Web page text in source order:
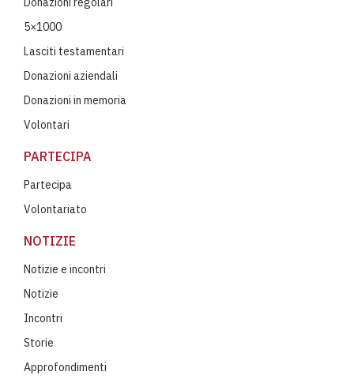
5×1000
Lasciti testamentari
Donazioni aziendali
Donazioni in memoria
Volontari
PARTECIPA
Partecipa
Volontariato
NOTIZIE
Notizie e incontri
Notizie
Incontri
Storie
Approfondimenti